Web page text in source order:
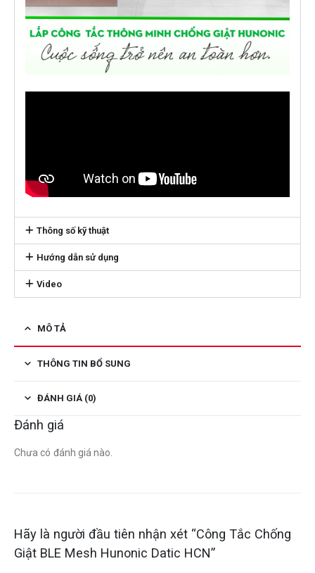
Thông số kỹ thuật
Hướng dẫn sử dụng
Video
MÔ TẢ
THÔNG TIN BỔ SUNG
ĐÁNH GIÁ (0)
Đánh giá
Chưa có đánh giá nào.
Hãy là người đầu tiên nhận xét “Công Tắc Chống
Giật BLE Mesh Hunonic Datic HCN”